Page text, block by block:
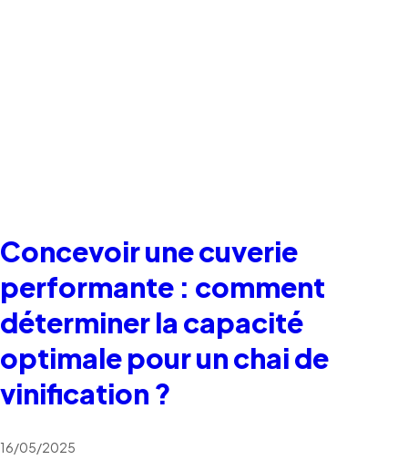
Concevoir une cuverie
performante : comment
déterminer la capacité
optimale pour un chai de
vinification ?
16/05/2025